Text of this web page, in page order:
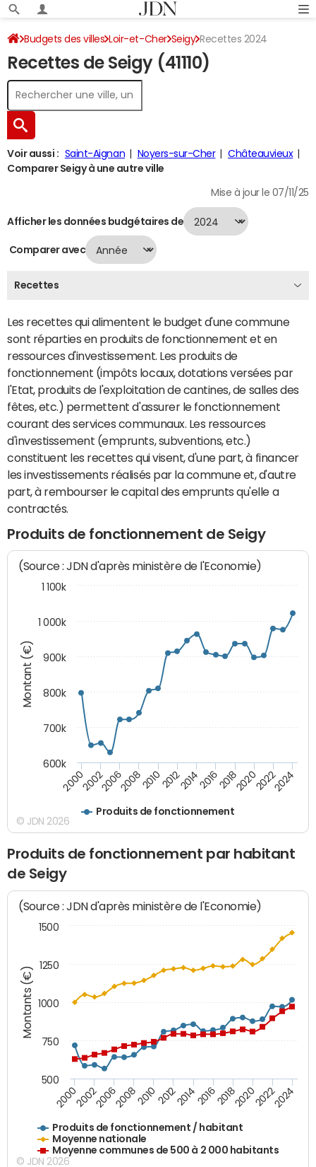
Budgets des villes Loir-et-Cher Seigy Recettes 2024
Recettes de Seigy (41110)
Voir aussi : Saint-Aignan Noyers-sur-Cher
Châteauvieux
Comparer Seigy à une autre ville
Mise à jour le 07/11/25
Afficher les données budgétaires de
Comparer avec
Recettes
Les recettes qui alimentent le budget d'une commune
sont réparties en produits de fonctionnement et en
ressources d'investissement. Les produits de
fonctionnement (impôts locaux, dotations versées par
l'Etat, produits de l'exploitation de cantines, de salles des
fêtes, etc.) permettent d'assurer le fonctionnement
courant des services communaux. Les ressources
d'investissement (emprunts, subventions, etc.)
constituent les recettes qui visent, d'une part, à financer
les investissements réalisés par la commune et, d'autre
part, à rembourser le capital des emprunts qu'elle a
contractés.
Produits de fonctionnement de Seigy
Montant (€)
(Source : JDN d'après ministère de l'Economie)
Produits de fonctionnement
200020022006200820102012201420162018202020222024
600k
700k
800k
900k
1 000k
1 100k
© JDN 2026
Produits de fonctionnement par habitant
de Seigy
Montants (€)
(Source : JDN d'après ministère de l'Economie)
Produits de fonctionnement / habitant
Moyenne nationale
Moyenne communes de 500 à 2 000 habitants
200020022006200820102012201420162018202020222024
500
750
1000
1250
1500
© JDN 2026